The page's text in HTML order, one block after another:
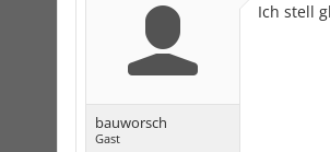
bauworsch
Gast
Ich stell